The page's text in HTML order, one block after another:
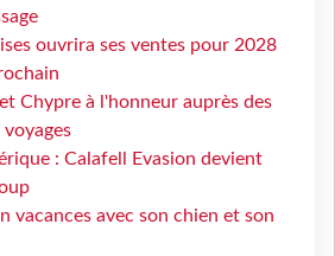
ouvrira ses ventes pour 2028
Chypre à l'honneur auprès des
voyages
: Calafell Evasion devient
vacances avec son chien et son